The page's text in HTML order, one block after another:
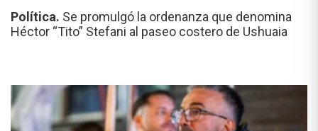
Política. Se promulgó la ordenanza que denomina
Héctor “Tito” Stefani al paseo costero de Ushuaia